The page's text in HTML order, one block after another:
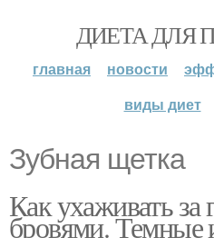
ДИЕТА ДЛЯ
главная новости
виды диет
Зубная щетка
Как ухаживать за
бровями. Темные